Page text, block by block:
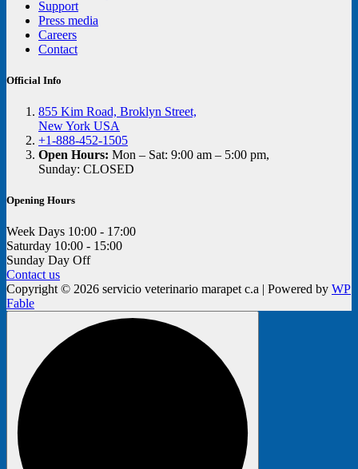
Support
Press media
Careers
Contact
Official Info
855 Kim Road, Broklyn Street,
New York USA
+1-888-452-1505
Open Hours: Mon – Sat: 9:00 am – 5:00 pm,
Sunday: CLOSED
Opening Hours
Week Days 10:00 - 17:00
Saturday 10:00 - 15:00
Sunday Day Off
Contact us
Copyright © 2026 servicio veterinario marapet c.a | Powered by WP
Fable